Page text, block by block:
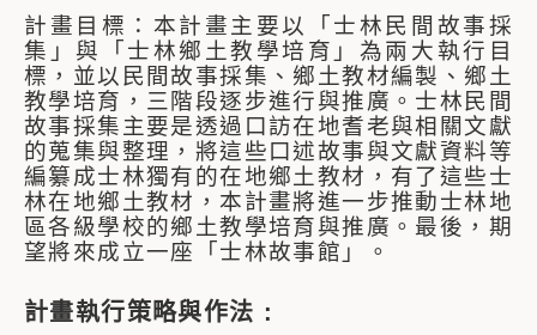
計畫目標：本計畫主要以「士林民間故事採
集」與「士林鄉土教學培育」為兩大執行目
標，並以民間故事採集、鄉土教材編製、鄉土
教學培育，三階段逐步進行與推廣。士林民間
故事採集主要是透過口訪在地耆老與相關文獻
的蒐集與整理，將這些口述故事與文獻資料等
編纂成士林獨有的在地鄉土教材，有了這些士
林在地鄉土教材，本計畫將進一步推動士林地
區各級學校的鄉土教學培育與推廣。最後，期
望將來成立一座「士林故事館」。
計畫執行策略與作法 :